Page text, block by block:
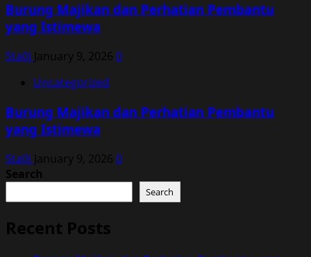
Burung Majikan dan Perhatian Pembantu
yang Istimewa
5ta0j January 9, 2026 0
Uncategorized
Burung Majikan dan Perhatian Pembantu
yang Istimewa
5ta0j January 9, 2026 0
Search
Search
Recent Posts